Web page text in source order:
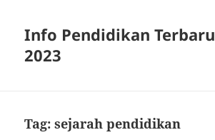
Info Pendidikan Terbaru
2023
Tag:sejarah pendidikan